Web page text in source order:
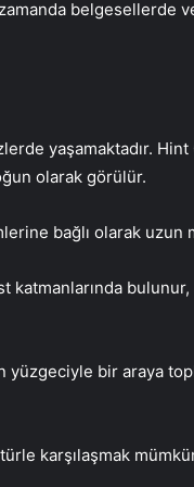
belgesellerde
yaşamaktadır.
olarak görülür.
bağlı olarak uzun
bulunur,
bir araya
karşılaşmak